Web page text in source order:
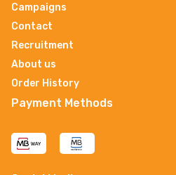
Campaigns
Contact
Recruitment
About us
Order History
Payment Methods